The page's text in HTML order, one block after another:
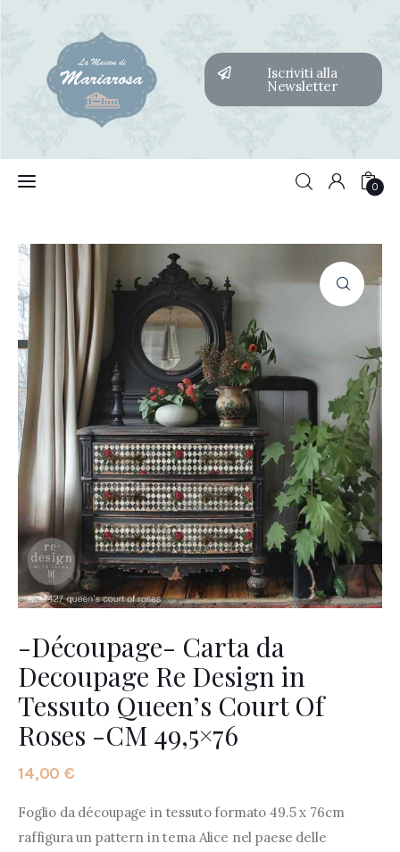
Iscriviti alla
Newsletter
0
Home
Shop
Contacts
-Découpage- Carta da
Decoupage Re Design in
Tessuto Queen’s Court Of
Roses -CM 49,5×76
14,00 €
Foglio da découpage in tessuto formato 49.5 x 76cm
raffigura un pattern in tema Alice nel paese delle